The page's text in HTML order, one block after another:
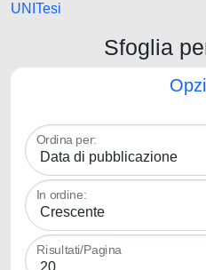
UNITesi
Sfoglia
Ordina per:
In ordine:
Risultati/Pagina